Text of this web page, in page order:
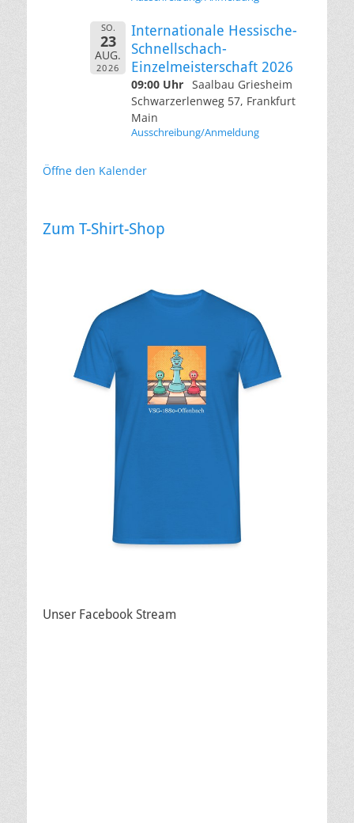
SO.
23
AUG.
2026
Internationale Hessische-
Schnellschach-
Einzelmeisterschaft 2026
09:00 Uhr Saalbau Griesheim
Schwarzerlenweg 57, Frankfurt
Main
Ausschreibung/Anmeldung
Öffne den Kalender
Zum T-Shirt-Shop
Unser Facebook Stream